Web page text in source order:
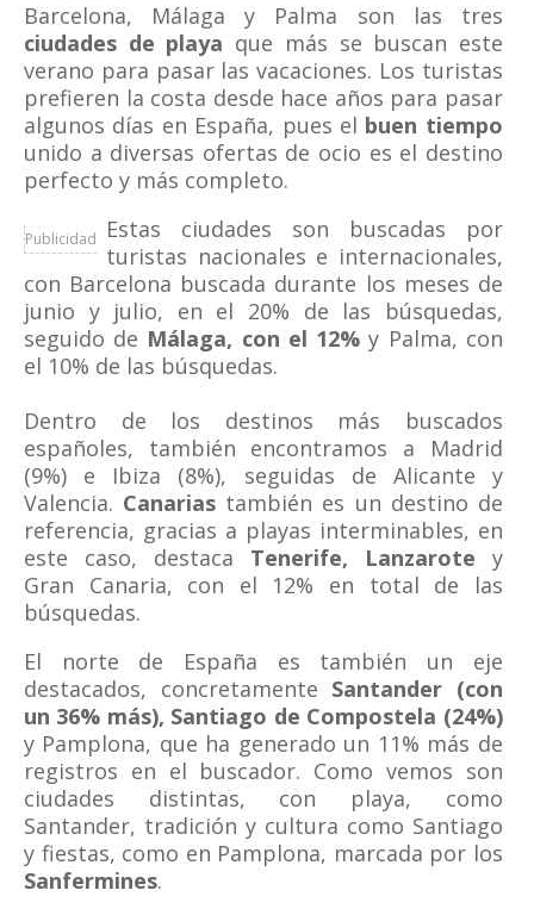
Barcelona, Málaga y Palma son las tres
ciudades de playa que más se buscan este
verano para pasar las vacaciones. Los turistas
prefieren la costa desde hace años para pasar
algunos días en España, pues el buen tiempo
unido a diversas ofertas de ocio es el destino
perfecto y más completo.
Publicidad
Estas ciudades son buscadas por
turistas nacionales e internacionales,
con Barcelona buscada durante los meses de
junio y julio, en el 20% de las búsquedas,
seguido de Málaga, con el 12%y Palma, con
el 10% de las búsquedas.
Dentro de los destinos más buscados
españoles, también encontramos a Madrid
(9%) e Ibiza (8%), seguidas de Alicante y
Valencia. Canarias también es un destino de
referencia, gracias a playas interminables, en
este caso, destaca Tenerife, Lanzarote y
Gran Canaria, con el 12% en total de las
búsquedas.
El norte de España es también un eje
destacados, concretamente Santander (con
un 36% más), Santiago de Compostela (24%)
y Pamplona, que ha generado un 11% más de
registros en el buscador. Como vemos son
ciudades distintas, con playa, como
Santander, tradición y cultura como Santiago
y fiestas, como en Pamplona, marcada por los
Sanfermines.